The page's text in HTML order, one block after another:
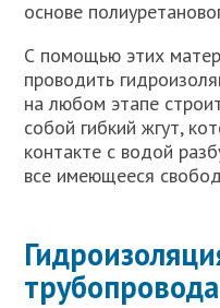
основе
С помощью этих
проводить
на любом этапе
собой гибкий жгут,
контакте с водой
все имеющееся
трубопровода